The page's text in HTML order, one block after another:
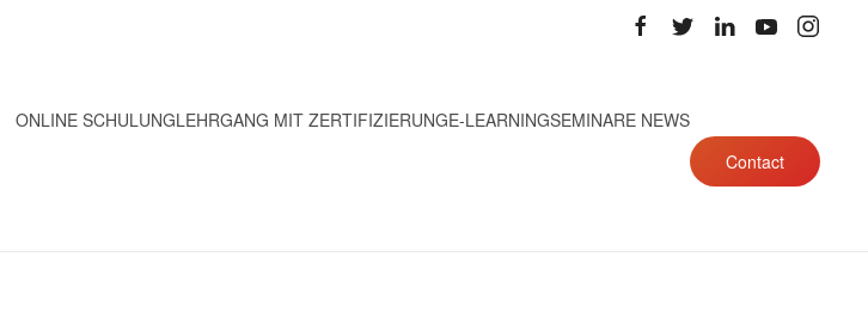
ONLINE SCHULUNGLEHRGANG MIT ZERTIFIZIERUNGE-LEARNINGSEMINARE NEWS
Contact